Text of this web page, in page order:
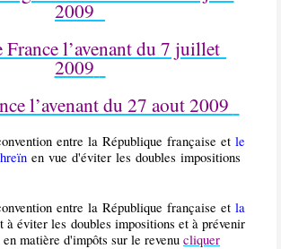
2009
l’avenant du 7 juillet
2009
l’avenant du 27 aout 2009
entre la République française et le
en vue d'éviter les doubles impositions
entre la République française et la
à éviter les doubles impositions et à prévenir
matière d'impôts sur le revenu cliquer